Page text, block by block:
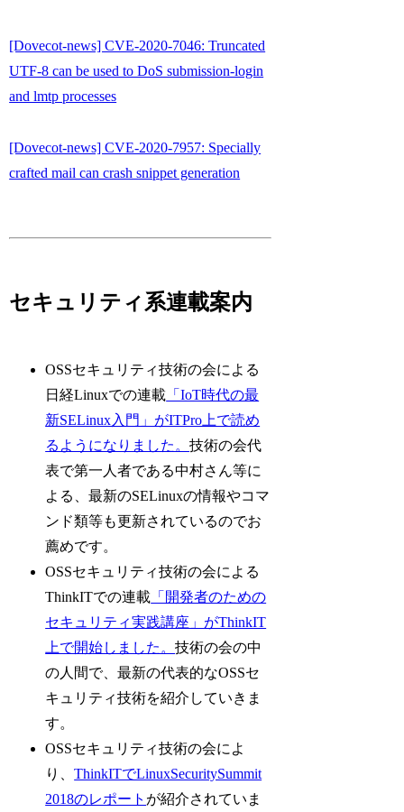
[Dovecot-news] CVE-2020-7046: Truncated
UTF-8 can be used to DoS submission-login
and lmtp processes
[Dovecot-news] CVE-2020-7957: Specially
crafted mail can crash snippet generation
セキュリティ系連載案内
OSSセキュリティ技術の会による
日経Linuxでの連載 「IoT時代の最
新SELinux入門」がITPro上で読め
るようになりました。技術の会代
表で第一人者である中村さん等に
よる、最新のSELinuxの情報やコマ
ンド類等も更新されているのでお
薦めです。
OSSセキュリティ技術の会による
ThinkITでの連載 「開発者のための
セキュリティ実践講座」がThinkIT
上で開始しました。技術の会の中
の人間で、最新の代表的なOSSセ
キュリティ技術を紹介していきま
す。
OSSセキュリティ技術の会によ
り、ThinkITでLinuxSecuritySummit
2018のレポート が紹介されていま